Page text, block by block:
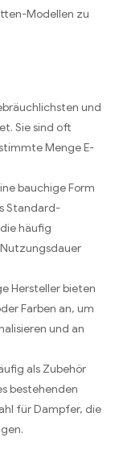
Modellen zu
und
Sie sind oft
Menge E-
bauchige Form
Standard-
häufig
Hersteller bieten
Farben an, um
und an
als Zubehör
bestehenden
für Dampfer, die